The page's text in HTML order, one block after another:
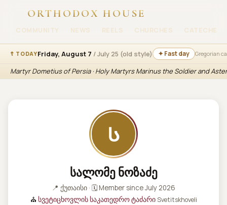
ORTHODOX HOUSE
COMMUNITY NEWS REELS CHURCHES
☦ TODAYFriday, August 7 / July 25 (old style) ✦ Fast day Gregorian
Martyr Dometius of Persia · Holy Martyrs Marinus the Soldier and
Ს
სალომე ნოზაძე
📍 ქუთაისი · 🗓 Member since July 2026
⛪სვეტიცხოვლის საკათედრო ტაძარი Svetitskhoveli